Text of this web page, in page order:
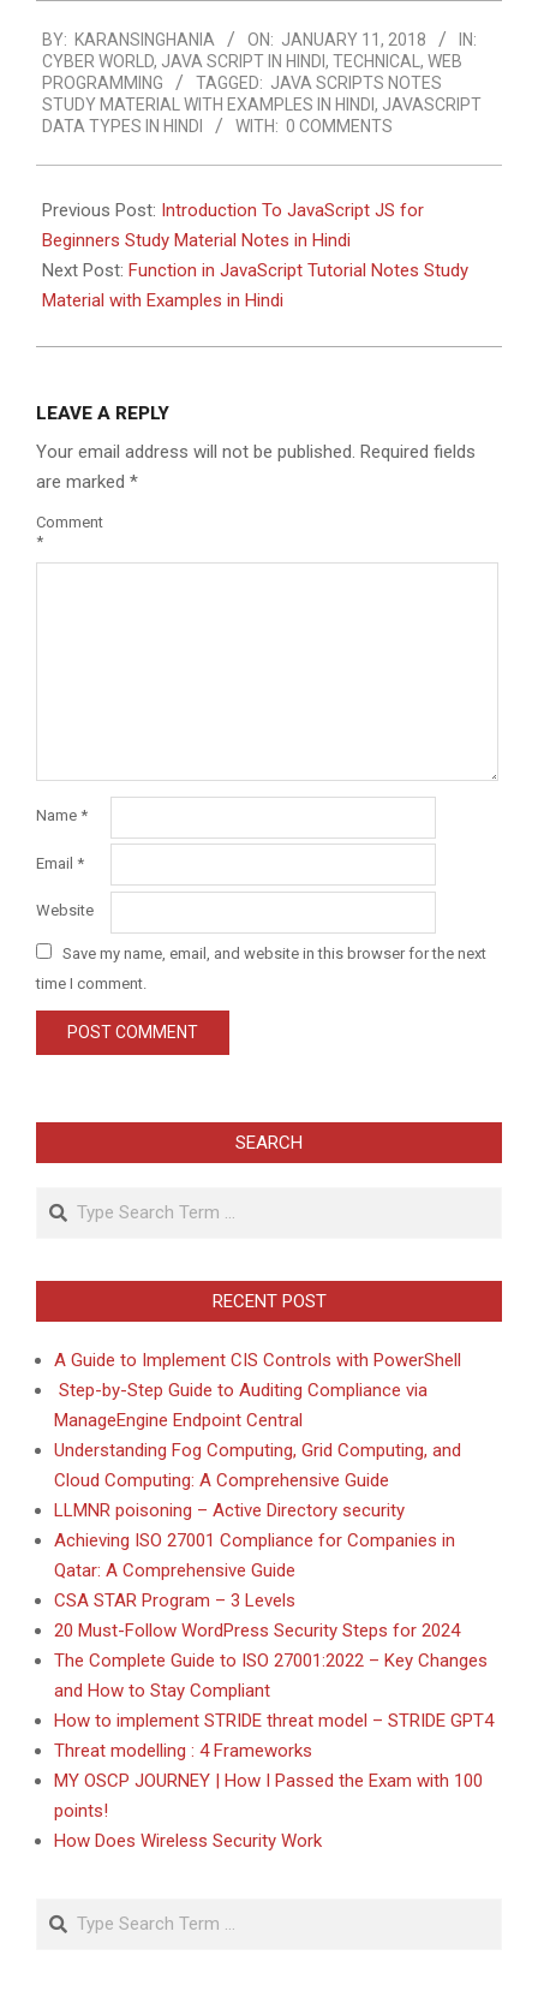
01-
11
BY: KARANSINGHANIA ON: JANUARY 11, 2018
IN:
CYBER WORLD, JAVA SCRIPT IN HINDI , TECHNICAL , WEB
PROGRAMMING
TAGGED: JAVA SCRIPTS NOTES
STUDY MATERIAL WITH EXAMPLES IN HINDI , JAVASCRIPT
DATA TYPES IN HINDI
WITH: 0 COMMENTS
Previous Post: Introduction To JavaScript JS for
Beginners Study Material Notes in Hindi
Next Post: Function in JavaScript Tutorial Notes Study
Material with Examples in Hindi
LEAVE A REPLY
Your email address will not be published. Required fields
are marked *
Comment
*
Name *
Email *
Website
Save my name, email, and website in this browser for the next
time I comment.
SEARCH
RECENT POST
A Guide to Implement CIS Controls with PowerShell
Step-by-Step Guide to Auditing Compliance via
ManageEngine Endpoint Central
Understanding Fog Computing, Grid Computing, and
Cloud Computing: A Comprehensive Guide
LLMNR poisoning – Active Directory security
Achieving ISO 27001 Compliance for Companies in
Qatar: A Comprehensive Guide
CSA STAR Program – 3 Levels
20 Must-Follow WordPress Security Steps for 2024
The Complete Guide to ISO 27001:2022 – Key Changes
and How to Stay Compliant
How to implement STRIDE threat model – STRIDE GPT4
Threat modelling : 4 Frameworks
MY OSCP JOURNEY | How I Passed the Exam with 100
points!
How Does Wireless Security Work